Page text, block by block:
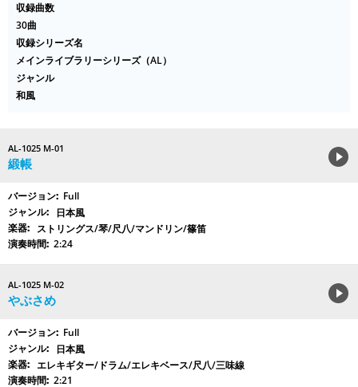
収録曲数
30曲
収録シリーズ名
メインライブラリーシリーズ（AL）
ジャンル
和風
AL-1025 M-01
緞帳
Full
日本風
ストリングス/琴/尺八/マンドリン/篠笛
2:24
AL-1025 M-02
やぶさめ
Full
日本風
エレキギター/ドラム/エレキベース/尺八/三味線
2:21